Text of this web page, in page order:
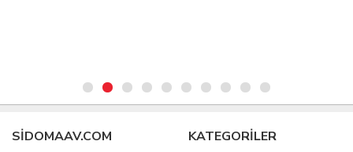
SIDOMAAV.COM KATEGORİLER